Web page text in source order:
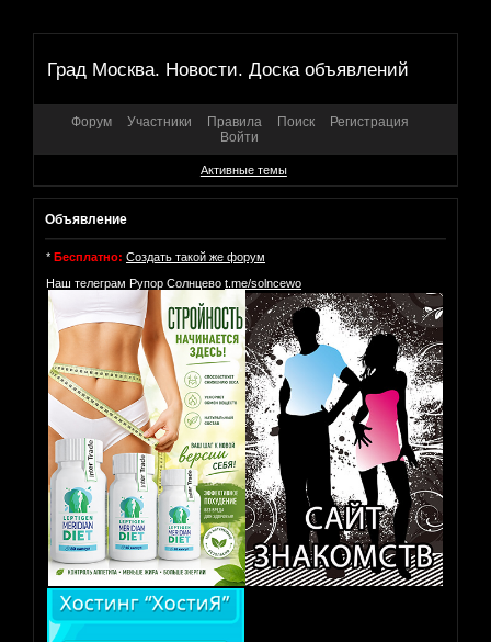
Град Москва. Новости. Доска объявлений
Форум Участники Правила Поиск
Регистрация
Войти
Активные темы
Объявление
* Бесплатно: Создать такой же форум
Наш телеграм Рупор Солнцево t.me/solncewo